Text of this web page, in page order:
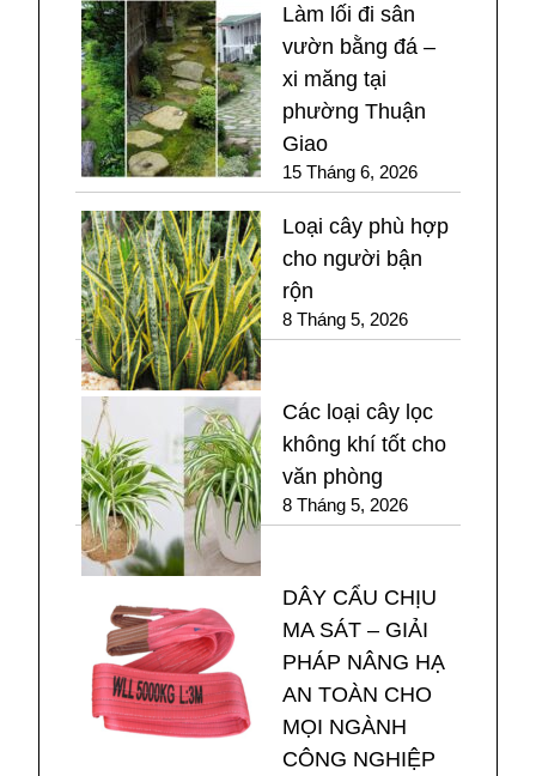
Làm lối đi sân
vườn bằng đá –
xi măng tại
phường Thuận
Giao
15 Tháng 6, 2026
Loại cây phù hợp
cho người bận
rộn
8 Tháng 5, 2026
Các loại cây lọc
không khí tốt cho
văn phòng
8 Tháng 5, 2026
DÂY CẨU CHỊU
MA SÁT – GIẢI
PHÁP NÂNG HẠ
AN TOÀN CHO
MỌI NGÀNH
CÔNG NGHIỆP